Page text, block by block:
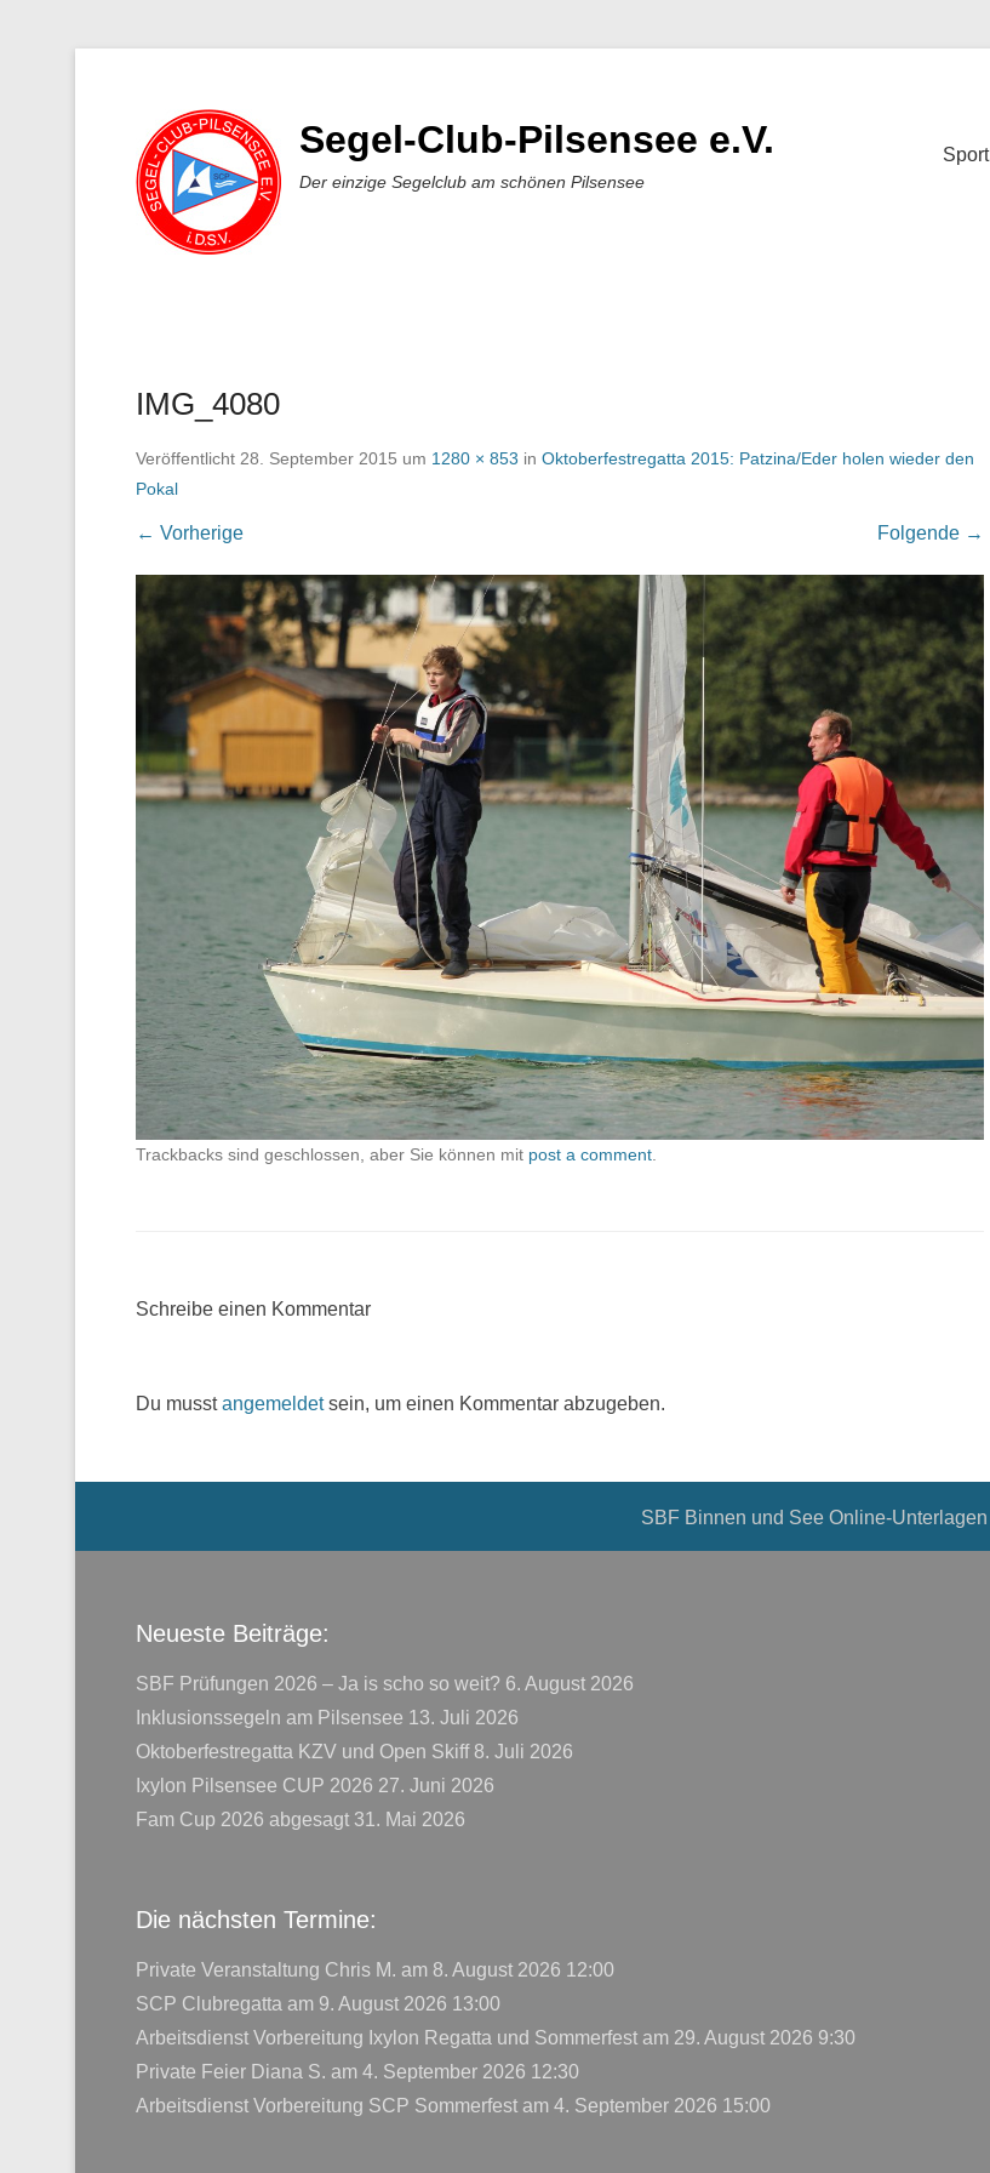
Segel-Club-Pilsensee e.V.
Der einzige Segelclub am schönen Pilsensee
Sport
IMG_4080
Veröffentlicht 28. September 2015 um 1280 × 853 in Oktoberfestregatta 2015: Patzina/Eder holen wieder den
Pokal
← Vorherige Folgende →
Trackbacks sind geschlossen, aber Sie können mit post a comment.
Schreibe einen Kommentar
Du musstangemeldetsein, um einen Kommentar abzugeben.
SBF Binnen und See Online-Unterlagen
Neueste Beiträge:
SBF Prüfungen 2026 – Ja is scho so weit? 6. August 2026
Inklusionssegeln am Pilsensee 13. Juli 2026
Oktoberfestregatta KZV und Open Skiff 8. Juli 2026
Ixylon Pilsensee CUP 2026 27. Juni 2026
Fam Cup 2026 abgesagt 31. Mai 2026
Die nächsten Termine:
Private Veranstaltung Chris M. am 8. August 2026 12:00
SCP Clubregatta am 9. August 2026 13:00
Arbeitsdienst Vorbereitung Ixylon Regatta und Sommerfest am 29. August 2026 9:30
Private Feier Diana S. am 4. September 2026 12:30
Arbeitsdienst Vorbereitung SCP Sommerfest am 4. September 2026 15:00